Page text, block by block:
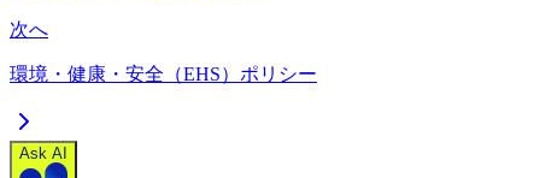
次へ
環境・健康・安全（EHS）ポリシー
Ask AI